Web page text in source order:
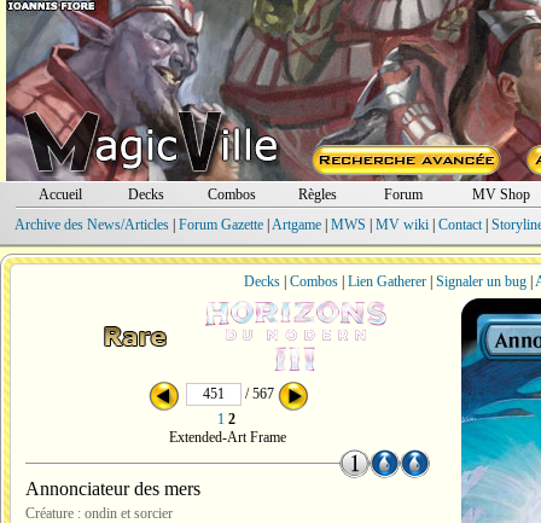
Accueil Decks Combos Règles Forum
MV Shop
Archive des News/Articles| Forum Gazette| Artgame| MWS MV wiki| Contact|
Decks Combos Lien Gatherer Signaler un bug
/ 567
1 2
Extended-Art Frame
Annonciateur des mers
Créature : ondin et sorcier